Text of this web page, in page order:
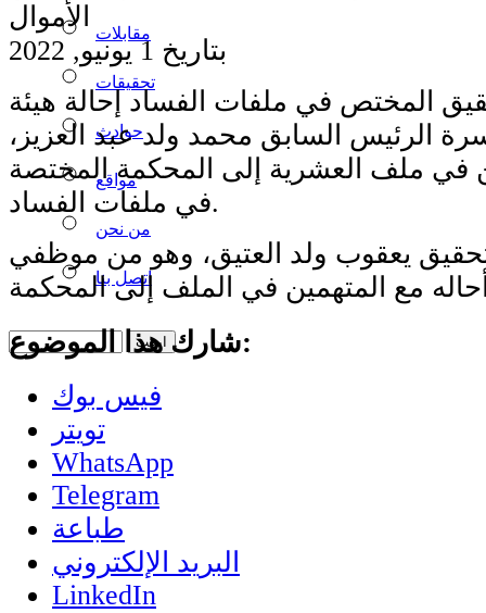
مقابلات
تحقيقات
حوادث
مواقع
من نحن
اتصل بنا
الأموال
بتاريخ 1 يونيو, 2022
المختص في ملفات الفساد إحالة هيئة
الرئيس السابق محمد ولد عبد العزيز،
في ملف العشرية إلى المحكمة المختصة
في ملفات الفساد.
يعقوب ولد العتيق، وهو من موظفي
شارك هذا الموضوع:
فيس بوك
تويتر
WhatsApp
Telegram
طباعة
البريد الإلكتروني
LinkedIn